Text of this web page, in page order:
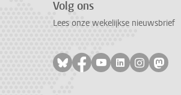
Volg ons
Lees onze wekelijkse nieuwsbrief
Volg ons op bluesky
Volg ons op facebook
Volg ons op
Volg ons op
Volg